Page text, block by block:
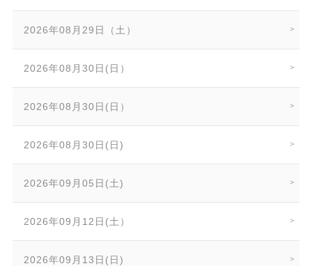
2026年08月29日（土）
2026年08月30日(日）
2026年08月30日(日）
2026年08月30日(日)
2026年09月05日(土)
2026年09月12日(土）
2026年09月13日(日)